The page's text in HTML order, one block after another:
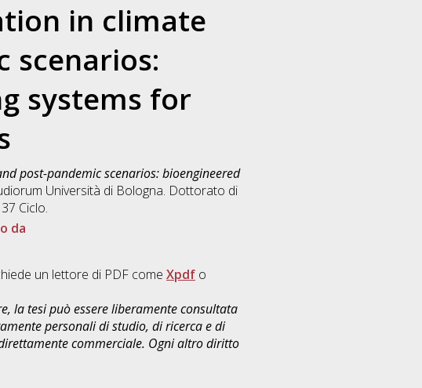
in climate
scenarios:
systems for
post-pandemic scenarios: bioengineered
Università di Bologna. Dottorato di
37 Ciclo.
da
un lettore di PDF come Xpdf o
la tesi può essere liberamente consultata
personali di studio, di ricerca e di
commerciale. Ogni altro diritto